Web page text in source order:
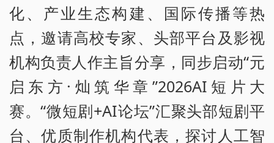
化、产业生态构建、国际传播等热
点，邀请高校专家、头部平台及影视
机构负责人作主旨分享，同步启动“元
启东方·灿筑华章”2026AI短片大
赛。“微短剧+AI论坛”汇聚头部短剧平
台、优质制作机构代表，探讨人工智